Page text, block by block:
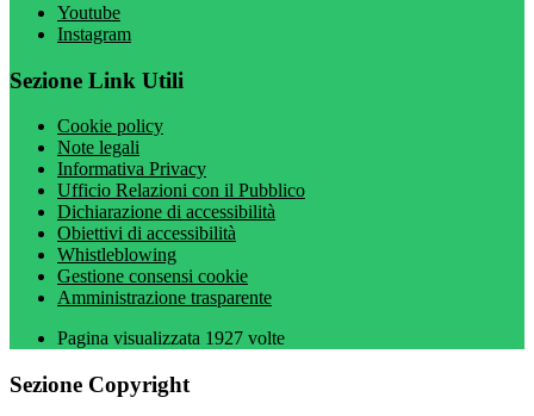
Youtube
Instagram
Sezione Link Utili
Cookie policy
Note legali
Informativa Privacy
Ufficio Relazioni con il Pubblico
Dichiarazione di accessibilità
Obiettivi di accessibilità
Whistleblowing
Gestione consensi cookie
Amministrazione trasparente
Pagina visualizzata 1927 volte
Sezione Copyright